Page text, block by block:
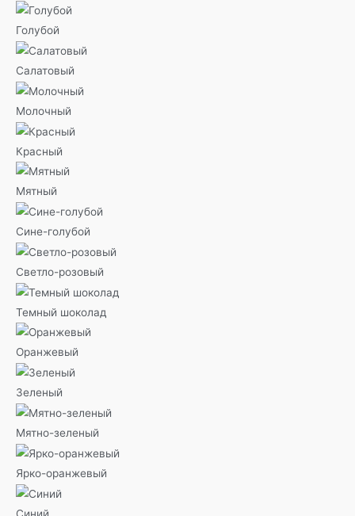
Голубой
Салатовый
Молочный
Красный
Мятный
Сине-голубой
Светло-розовый
Темный шоколад
Оранжевый
Зеленый
Мятно-зеленый
Ярко-оранжевый
Синий